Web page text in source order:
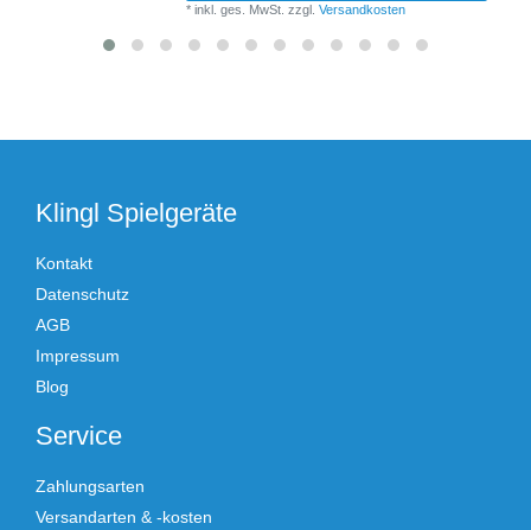
*inkl. ges. MwSt. zzgl.Versandkosten
Klingl Spielgeräte
Kontakt
Datenschutz
AGB
Impressum
Blog
Service
Zahlungsarten
Versandarten & -kosten